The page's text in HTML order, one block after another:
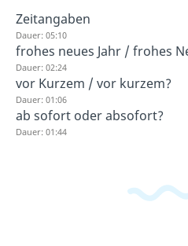
Zeitangaben
Dauer: 05:10
frohes neues Jahr / frohes
Dauer: 02:24
vor Kurzem / vor kurzem?
Dauer: 01:06
ab sofort oder absofort?
Dauer: 01:44